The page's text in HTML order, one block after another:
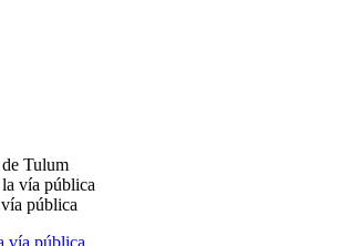
Tulum
vía pública
pública